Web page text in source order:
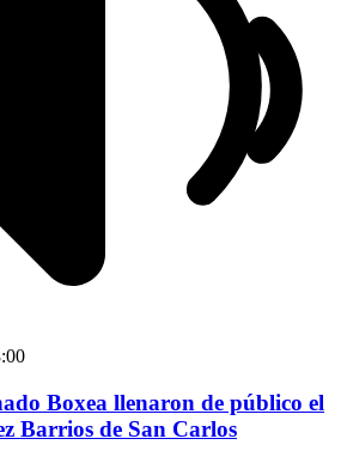
Boxea llenaron de público el
Barrios de San Carlos